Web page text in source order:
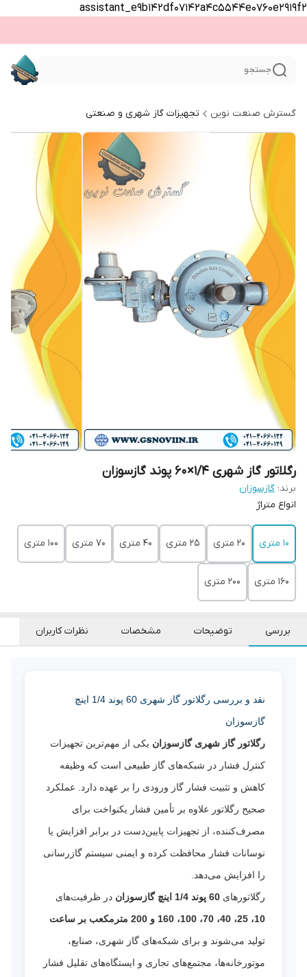
assistant_e9b142df07142a4c5544e0760e2919f2
جستجو
گسترش صنعت نوین تجهیزات گاز شهری و صنعتی
رگلاتور گاز شهری 1/4×60 پوند گازسوزان
برند: گازسوزان
انواع متراژ
10 متری ۲۰ متری ۲۵ متری ۴۰ متری ۷۰ متری ۱۰۰ متری
۱۶۰ متری ۲۰۰ متری
بررسی توضیحات مشخصات نظرات کاربران
نقد و بررسی رگلاتور گاز شهری 60 پوند 1/4 اینچ
گازسوزان
رگلاتور گاز شهری گازسوزان یکی از مهم‌ترین تجهیزات
کنترل فشار در شبکه‌های گاز طبیعی است که وظیفه
کاهش و تثبیت فشار گاز ورودی را بر عهده دارد. عملکرد
صحیح رگلاتور علاوه بر تأمین فشار یکنواخت برای
مصرف‌کننده، از تجهیزات پایین‌دست در برابر افزایش یا
نوسانات فشار محافظت کرده و ایمنی سیستم گازرسانی
را افزایش می‌دهد.
رگلاتورهای 60 پوند 1/4 اینچ گازسوزان
در ظرفیت‌های
10، 25، 40، 70، 100، 160 و 200 مترمکعب بر ساعت
تولید می‌شوند و برای شبکه‌های گاز شهری، صنایع،
موتورخانه‌ها، مجتمع‌های تجاری و ایستگاه‌های تقلیل فشار